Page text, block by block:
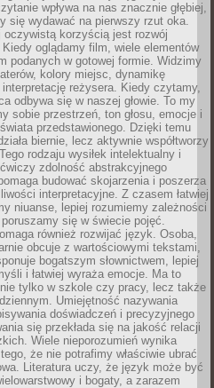
wpływa na nas znacznie głębiej,
się wydawać na pierwszy rzut oka.
oczywistą korzyścią jest rozwój
oglądamy film, wiele elementów
podanych w gotowej formie. Widzimy
kolory miejsc, dynamikę
reżysera. Kiedy czytamy,
odbywa się w naszej głowie. To my
sobie przestrzeń, ton głosu, emocje i
przedstawionego. Dzięki temu
biernie, lecz aktywnie współtworzy
rodzaju wysiłek intelektualny i
zdolność abstrakcyjnego
budować skojarzenia i poszerza
interpretacyjne. Z czasem łatwiej
niuanse, lepiej rozumiemy zależności
się w świecie pojęć.
również rozwijać język. Osoba,
obcuje z wartościowymi tekstami,
bogatszym słownictwem, lepiej
i łatwiej wyraża emocje. Ma to
tylko w szkole czy pracy, lecz także
Umiejętność nazywania
doświadczeń i precyzyjnego
się przekłada się na jakość relacji
Wiele nieporozumień wynika
że nie potrafimy właściwie ubrać
Literatura uczy, że język może być
i bogaty, a zarazem